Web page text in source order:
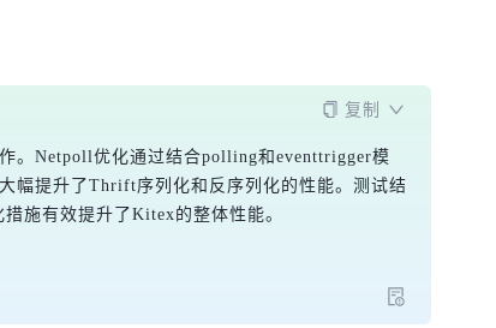
复制
。Netpoll优化通过结合polling和eventtrigger模
幅提升了Thrift序列化和反序列化的性能。测试结
施有效提升了Kitex的整体性能。